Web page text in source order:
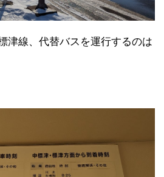
津線、代替バスを運行するのは